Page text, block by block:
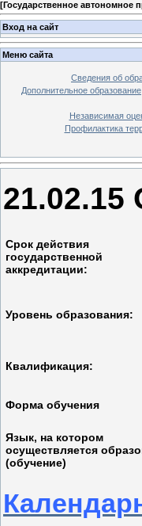
[Государственное автономное
Вход на сайт
Меню сайта
Сведения об
Дополнительное образование
Независимая
Профилактика
Срок действия
государственной
аккредитации:
Уровень образования:
Квалификация:
Форма обучения
Язык, на котором
осуществляется
(обучение)